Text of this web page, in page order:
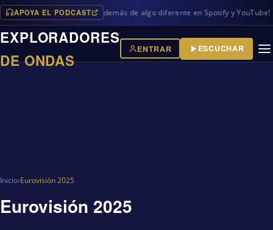
APOYA EL PODCAST
programas en iVoox, además de algo diferente en Spotify y YouTube!
EXPLORADORES
DE ONDAS
ENTRAR ESCUCHAR
Inicio›Eurovisión 2025
Eurovisión 2025